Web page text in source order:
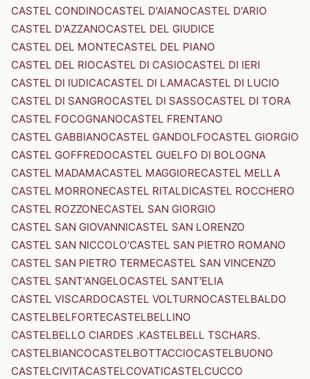
CASTEL CONDINOCASTEL D'AIANOCASTEL D'ARIO
CASTEL D'AZZANOCASTEL DEL GIUDICE
CASTEL DEL MONTECASTEL DEL PIANO
CASTEL DEL RIOCASTEL DI CASIOCASTEL DI IERI
CASTEL DI IUDICACASTEL DI LAMACASTEL DI LUCIO
CASTEL DI SANGROCASTEL DI SASSOCASTEL DI TORA
CASTEL FOCOGNANOCASTEL FRENTANO
CASTEL GABBIANOCASTEL GANDOLFOCASTEL GIORGIO
CASTEL GOFFREDOCASTEL GUELFO DI BOLOGNA
CASTEL MADAMACASTEL MAGGIORECASTEL MELLA
CASTEL MORRONECASTEL RITALDICASTEL ROCCHERO
CASTEL ROZZONECASTEL SAN GIORGIO
CASTEL SAN GIOVANNICASTEL SAN LORENZO
CASTEL SAN NICCOLO'CASTEL SAN PIETRO ROMANO
CASTEL SAN PIETRO TERMECASTEL SAN VINCENZO
CASTEL SANT'ANGELOCASTEL SANT'ELIA
CASTEL VISCARDOCASTEL VOLTURNOCASTELBALDO
CASTELBELFORTECASTELBELLINO
CASTELBELLO CIARDES .KASTELBELL TSCHARS.
CASTELBIANCOCASTELBOTTACCIOCASTELBUONO
CASTELCIVITACASTELCOVATICASTELCUCCO